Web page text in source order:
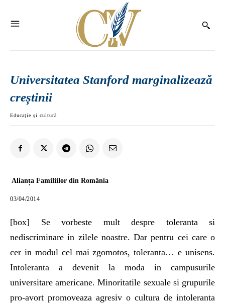
Universitatea Stanford marginalizează
creștinii
Educație și cultură
Alianța Familiilor din România
03/04/2014
[box] Se vorbeste mult despre toleranta si
nediscriminare in zilele noastre. Dar pentru cei care o
cer in modul cel mai zgomotos, toleranta… e unisens.
Intoleranta a devenit la moda in campusurile
universitare americane. Minoritatile sexuale si grupurile
pro-avort promoveaza agresiv o cultura de intoleranta